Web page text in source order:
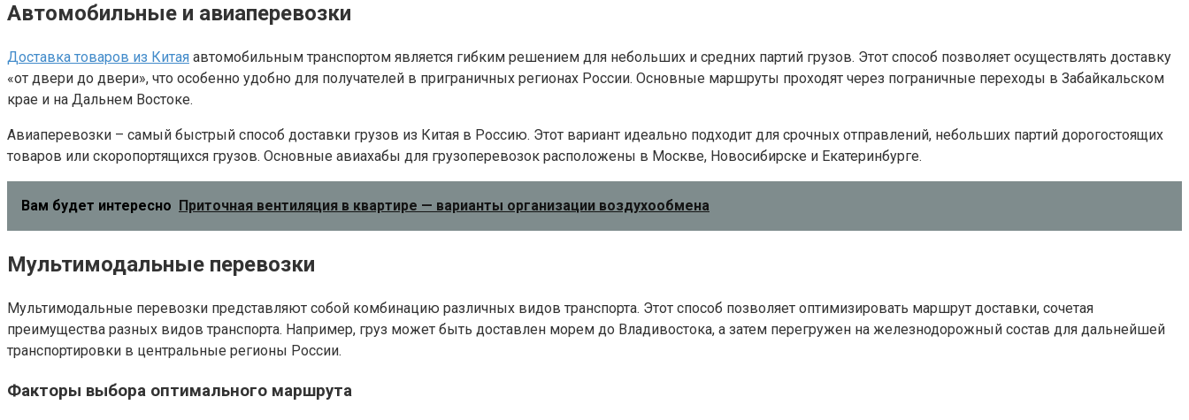
Автомобильные и авиаперевозки
Доставка товаров из Китая автомобильным транспортом является гибким решением для небольших и средних партий грузов. Этот способ позволяет осуществлять доставку
«от двери до двери», что особенно удобно для получателей в приграничных регионах России. Основные маршруты проходят через пограничные переходы в Забайкальском
крае и на Дальнем Востоке.
Авиаперевозки – самый быстрый способ доставки грузов из Китая в Россию. Этот вариант идеально подходит для срочных отправлений, небольших партий дорогостоящих
товаров или скоропортящихся грузов. Основные авиахабы для грузоперевозок расположены в Москве, Новосибирске и Екатеринбурге.
Вам будет интересно Приточная вентиляция в квартире — варианты организации воздухообмена
Мультимодальные перевозки
Мультимодальные перевозки представляют собой комбинацию различных видов транспорта. Этот способ позволяет оптимизировать маршрут доставки, сочетая
преимущества разных видов транспорта. Например, груз может быть доставлен морем до Владивостока, а затем перегружен на железнодорожный состав для дальнейшей
транспортировки в центральные регионы России.
Факторы выбора оптимального маршрута